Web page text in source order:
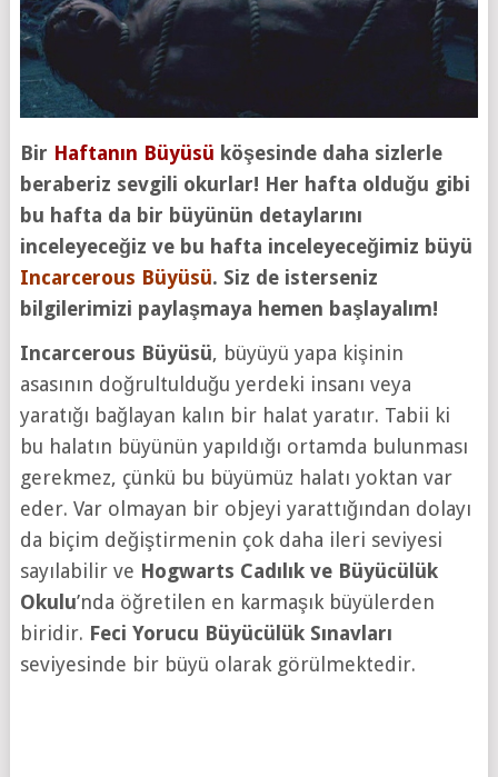
Bir Haftanın Büyüsü köşesinde daha sizlerle
beraberiz sevgili okurlar! Her hafta olduğu gibi
bu hafta da bir büyünün detaylarını
inceleyeceğiz ve bu hafta inceleyeceğimiz büyü
Incarcerous Büyüsü. Siz de isterseniz
bilgilerimizi paylaşmaya hemen başlayalım!
Incarcerous Büyüsü, büyüyü yapa kişinin
asasının doğrultulduğu yerdeki insanı veya
yaratığı bağlayan kalın bir halat yaratır. Tabii ki
bu halatın büyünün yapıldığı ortamda bulunması
gerekmez, çünkü bu büyümüz halatı yoktan var
eder. Var olmayan bir objeyi yarattığından dolayı
da biçim değiştirmenin çok daha ileri seviyesi
sayılabilir ve Hogwarts Cadılık ve Büyücülük
Okulu’nda öğretilen en karmaşık büyülerden
biridir. Feci Yorucu Büyücülük Sınavları
seviyesinde bir büyü olarak görülmektedir.